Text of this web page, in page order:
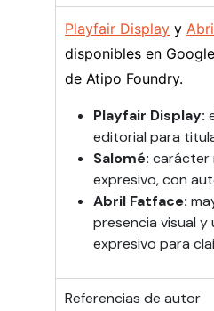
Playfair Display y
disponibles en
de Atipo Foundry.
Playfair Display:
editorial para
Salomé: carácter
expresivo, con
Abril Fatface:
presencia visual y
expresivo para
Referencias de autor